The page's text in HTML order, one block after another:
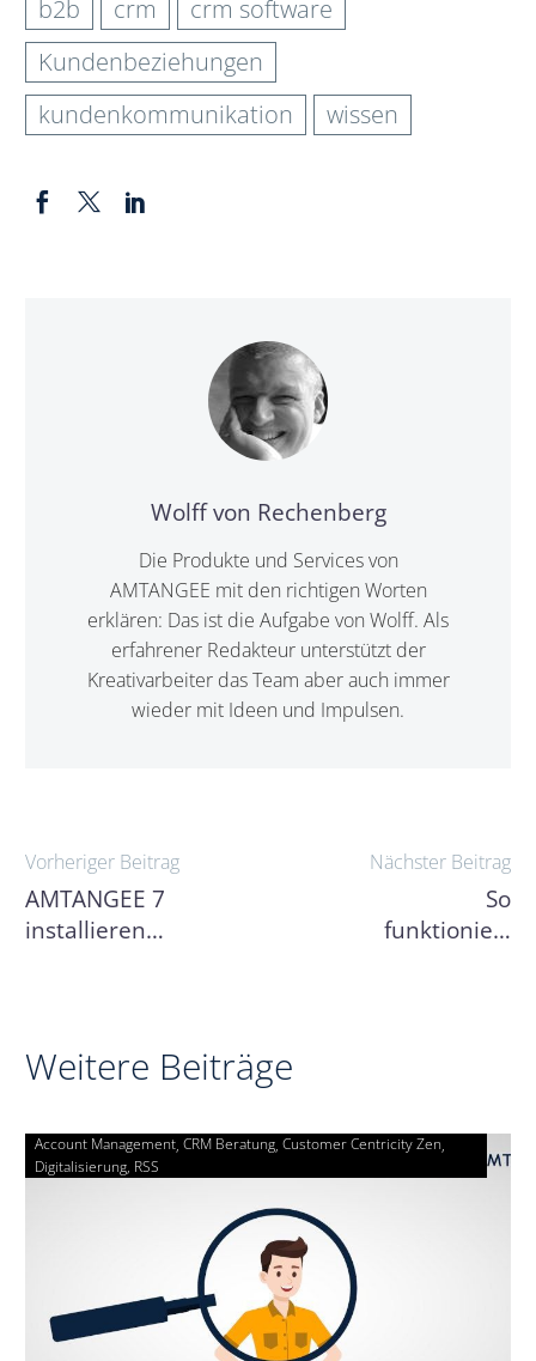
b2b crm
crm software
Kundenbeziehungen
kundenkommunikation
wissen
Wolff von Rechenberg
Die Produkte und Services von
AMTANGEE mit den richtigen Worten
erklären: Das ist die Aufgabe von Wolff. Als
erfahrener Redakteur unterstützt der
Kreativarbeiter das Team aber auch immer
wieder mit Ideen und Impulsen.
Beitragsnavigation
Vorheriger Beitrag
AMTANGEE 7
installieren
Nächster Beitrag
So
funktioniert
Weitere Beiträge
Bestandskunden
effizient
segmentieren
Account Management CRM Beratung Customer Centricity Zen
Digitalisierung RSS